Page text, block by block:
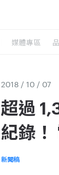
媒體專區
2018 / 10 / 07
超過
紀錄！
新聞稿